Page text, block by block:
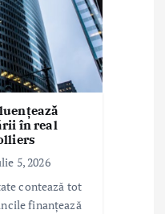
în real
5, 2026
contează tot
finanțează